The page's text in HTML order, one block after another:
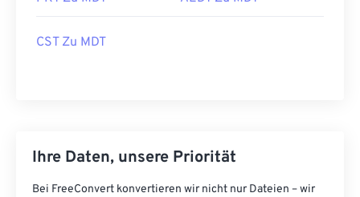
CST Zu MDT
Ihre Daten, unsere Priorität
Bei FreeConvert konvertieren wir nicht nur Dateien – wir